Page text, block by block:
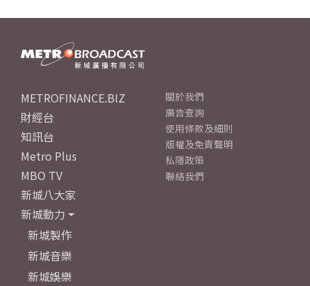
METROFINANCE.BIZ
財經台
知訊台
Metro Plus
MBO TV
新城八大家
新城動力
新城製作
新城音樂
新城娛樂
關於我們
廣告查詢
使用條款及細則
版權及免責聲明
私隱政策
聯絡我們